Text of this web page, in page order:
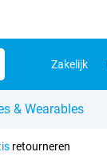
Zakelijk
& Wearables
retourneren